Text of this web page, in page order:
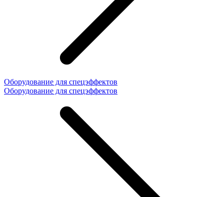
Оборудование для спецэффектов
Оборудование для спецэффектов